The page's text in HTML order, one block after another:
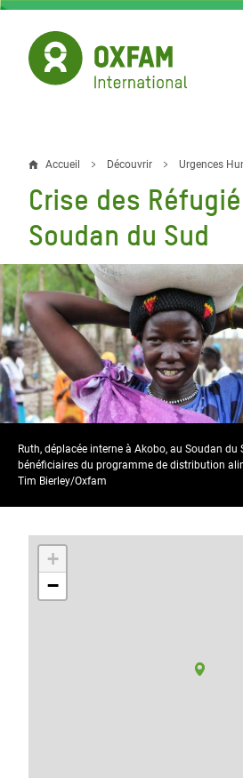
Aller
contenu
principal
Fil
d'Ariane
Accueil Découvrir Urgences
Crise des
Soudan du Sud
Ruth, déplacée interne à Akobo, au Soudan du
bénéficiaires du programme de distribution
Tim Bierley/Oxfam
+
−